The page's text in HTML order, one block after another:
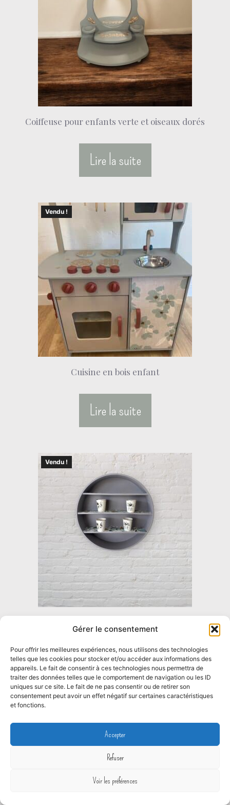
Gérer le consentement
Pour offrir les meilleures expériences, nous utilisons des technologies
telles que les cookies pour stocker et/ou accéder aux informations des
appareils. Le fait de consentir à ces technologies nous permettra de
traiter des données telles que le comportement de navigation ou les ID
uniques sur ce site. Le fait de ne pas consentir ou de retirer son
consentement peut avoir un effet négatif sur certaines caractéristiques
et fonctions.
Accepter
Refuser
Voir les préférences
Coiffeuse pour enfants verte et oiseaux dorés
Lire la suite
Vendu !
Cuisine en bois enfant
Lire la suite
Vendu !
Étagère murale ronde vert kaki et grise avec du
papier peint floral
Lire la suite
Vendu !